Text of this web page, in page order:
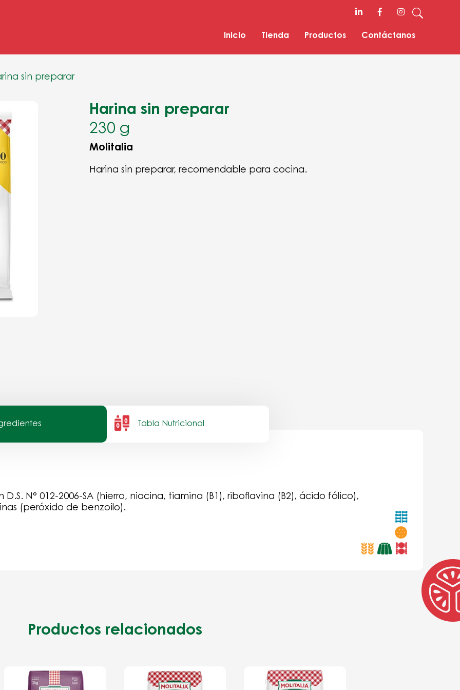
Inicio Tienda Productos Contáctanos
sin preparar
Harina sin preparar
230 g
Molitalia
Harina sin preparar, recomendable para cocina.
Tabla Nutricional
N° 012-2006-SA (hierro, niacina, tiamina (B1), riboflavina (B2), ácido fólico),
(peróxido de benzoilo).
Productos relacionados